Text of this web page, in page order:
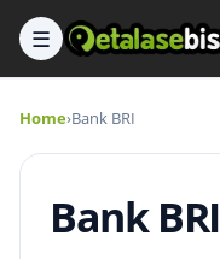
☰
Home›Bank BRI
Bank BRI